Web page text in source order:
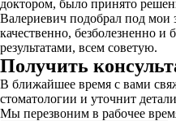
доктором, было принято
Валериевич подобрал под мои
качественно, безболезненно
результатами, всем советую.
Получить
В ближайшее время с вами
стоматологии и уточнит
Мы перезвоним в рабочее